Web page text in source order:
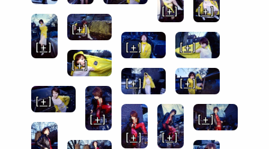
[ + ]
[ + ]
[ + ]
[ + ]
[ + ]
[ + ]
[ + ]
[ + ]
[ + ]
[ + ]
[ + ]
[ + ]
[ + ]
[ + ]